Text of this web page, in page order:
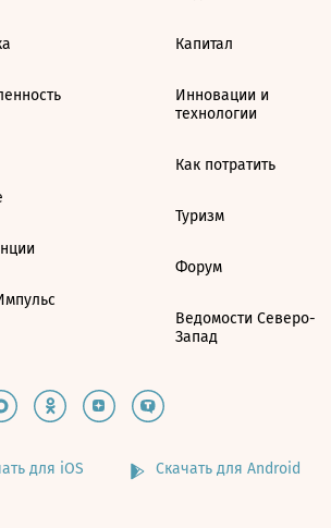
Капитал
Инновации и
технологии
Как потратить
Туризм
Форум
Ведомости Северо-
Запад
для iOS Скачать для Android